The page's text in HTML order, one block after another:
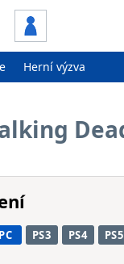
Herní výzva
PC PS3 PS4 PS5